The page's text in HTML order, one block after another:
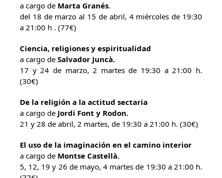
a cargo de Marta Granés.
del 18 de marzo al 15 de abril, 4 miércoles de 19:30
a 21:00 h . (77€)
Ciencia, religiones y espiritualidad
a cargo de Salvador Juncà.
17 y 24 de marzo, 2 martes de 19:30 a 21:00 h.
(30€)
De la religión a la actitud sectaria
a cargo de Jordi Font y Rodon.
21 y 28 de abril, 2 martes, de 19:30 a 21:00 h. (30€)
El uso de la imaginación en el camino interior
a cargo de Montse Castellà.
5, 12, 19 y 26 de mayo, 4 martes de 19:30 a 21:00 h.